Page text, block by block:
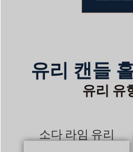
유리 캔들
유리 유
소다 라임 유리